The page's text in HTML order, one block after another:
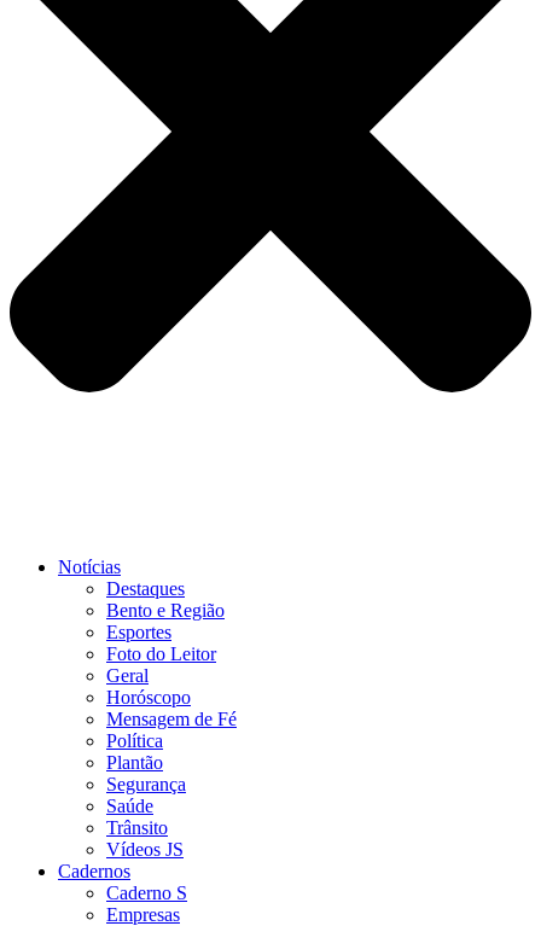
Notícias
Destaques
Bento e Região
Esportes
Foto do Leitor
Geral
Horóscopo
Mensagem de Fé
Política
Plantão
Segurança
Saúde
Trânsito
Vídeos JS
Cadernos
Caderno S
Empresas